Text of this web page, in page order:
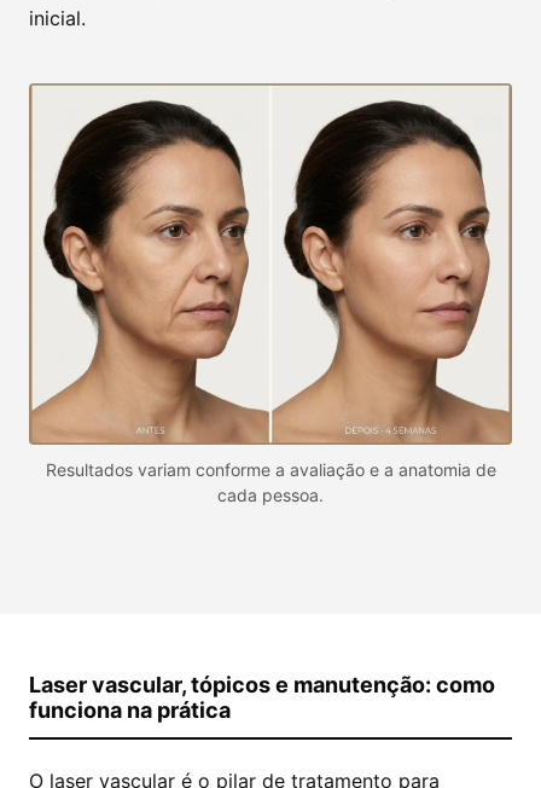
inicial.
Resultados variam conforme a avaliação e a anatomia de
cada pessoa.
Laser vascular, tópicos e manutenção: como
funciona na prática
O laser vascular é o pilar de tratamento para